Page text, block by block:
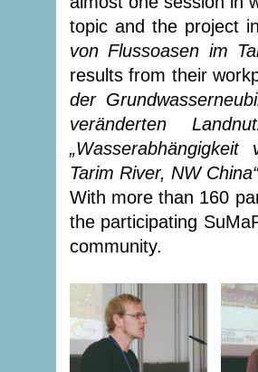
topic and the project
von Flussoasen im
results from their
der
veränderten
Tarim River, NW China“
With more than 160
the participating
community.